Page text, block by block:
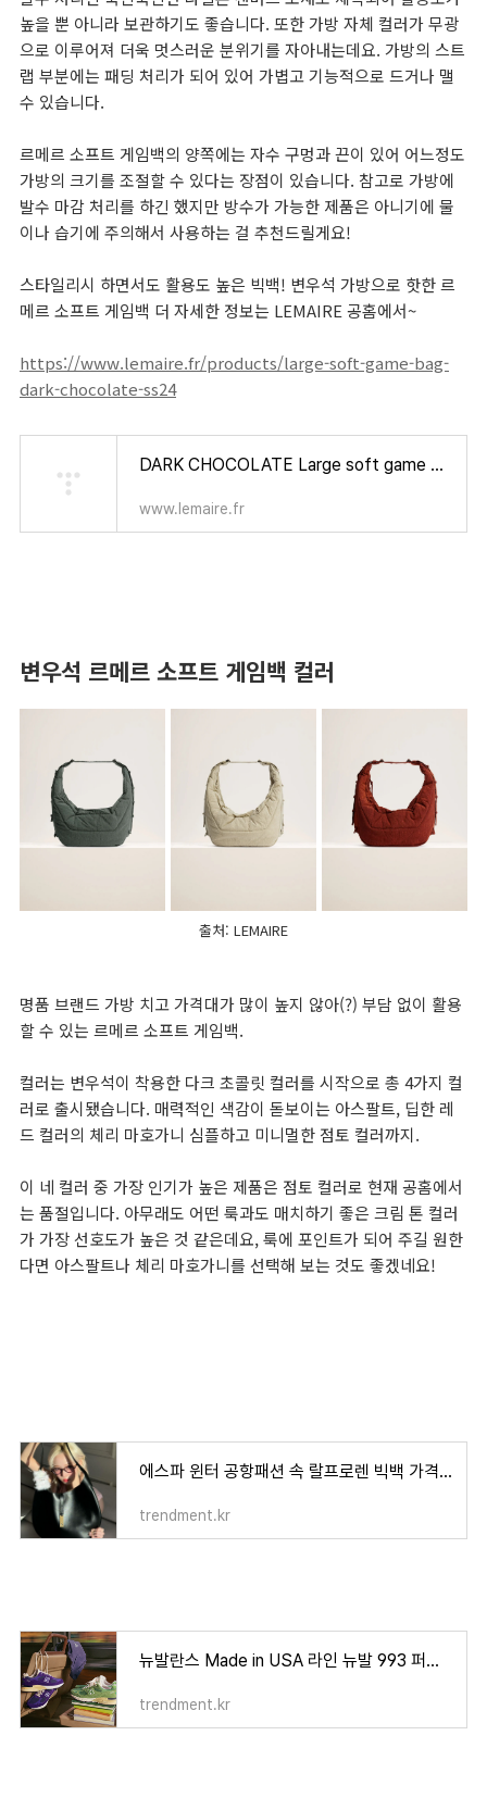
높을 뿐 아니라 보관하기도 좋습니다. 또한 가방 자체 컬러가 무광
으로 이루어져 더욱 멋스러운 분위기를 자아내는데요. 가방의 스트
랩 부분에는 패딩 처리가 되어 있어 가볍고 기능적으로 드거나 맬
수 있습니다.
르메르 소프트 게임백의 양쪽에는 자수 구멍과 끈이 있어 어느정도
가방의 크기를 조절할 수 있다는 장점이 있습니다. 참고로 가방에
발수 마감 처리를 하긴 했지만 방수가 가능한 제품은 아니기에 물
이나 습기에 주의해서 사용하는 걸 추천드릴게요!
스타일리시 하면서도 활용도 높은 빅백! 변우석 가방으로 핫한 르
메르 소프트 게임백 더 자세한 정보는 LEMAIRE 공홈에서~
https://www.lemaire.fr/products/large-soft-game-bag-
dark-chocolate-ss24
DARK CHOCOLATE Large soft game bag
www.lemaire.fr
변우석 르메르 소프트 게임백 컬러
출처: LEMAIRE
명품 브랜드 가방 치고 가격대가 많이 높지 않아(?) 부담 없이 활용
할 수 있는 르메르 소프트 게임백.
컬러는 변우석이 착용한 다크 초콜릿 컬러를 시작으로 총 4가지 컬
러로 출시됐습니다. 매력적인 색감이 돋보이는 아스팔트, 딥한 레
드 컬러의 체리 마호가니 심플하고 미니멀한 점토 컬러까지.
이 네 컬러 중 가장 인기가 높은 제품은 점토 컬러로 현재 공홈에서
는 품절입니다. 아무래도 어떤 룩과도 매치하기 좋은 크림 톤 컬러
가 가장 선호도가 높은 것 같은데요, 룩에 포인트가 되어 주길 원한
다면 아스팔트나 체리 마호가니를 선택해 보는 것도 좋겠네요!
에스파 윈터 공항패션 속 랄프로렌 빅백 가격은? 실용성 갑 윈터 가방
trendment.kr
뉴발란스 Made in USA 라인 뉴발 993 퍼플 그린 컬러 U993PG, U993GW
trendment.kr